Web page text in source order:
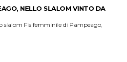
NELLO SLALOM VINTO DA
slalom Fis femminile di Pampeago,